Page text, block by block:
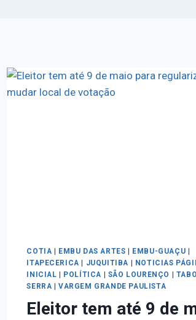
COTIA EMBU DAS ARTES EMBU-GUAÇU
ITAPECERICA
JUQUITIBA
NOTICIAS
INICIAL
POLÍTICA SÃO LOURENÇO
SERRA |VARGEM GRANDE PAULISTA
Eleitor tem até 9 de